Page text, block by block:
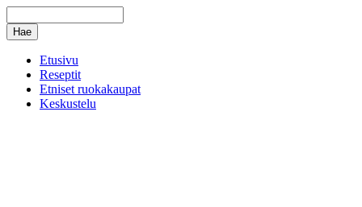
Etusivu
Reseptit
Etniset ruokakaupat
Keskustelu